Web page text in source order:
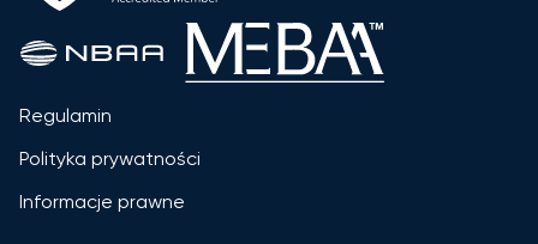
Regulamin
Polityka prywatności
Informacje prawne